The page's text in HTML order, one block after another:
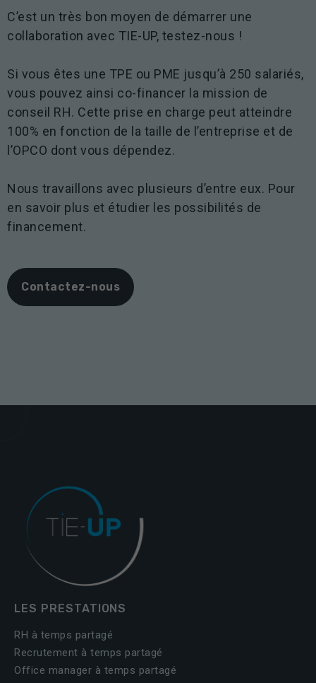
C’est un très bon moyen de démarrer une
collaboration avec TIE-UP, testez-nous !
Si vous êtes une TPE ou PME jusqu’à 250 salariés,
vous pouvez ainsi co-financer la mission de
conseil RH. Cette prise en charge peut atteindre
100% en fonction de la taille de l’entreprise et de
l’OPCO dont vous dépendez.
Nous travaillons avec plusieurs d’entre eux. Pour
en savoir plus et étudier les possibilités de
financement.
Contactez-nous
LES PRESTATIONS
RH à temps partagé
Recrutement à temps partagé
Office manager à temps partagé